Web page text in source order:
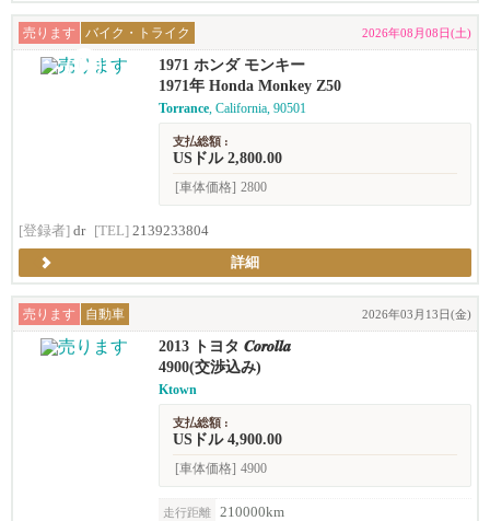
売ります バイク・トライク 2026年08月08日(土)
1971 ホンダ モンキー
1971年 Honda Monkey Z50
Torrance, California, 90501
支払総額 :
USドル 2,800.00
[車体価格] 2800
[登録者] dr [TEL] 2139233804
詳細
売ります 自動車 2026年03月13日(金)
2013 トヨタ 𝑪𝒐𝒓𝒐𝒍𝒍𝒂
4900(交渉込み)
Ktown
支払総額 :
USドル 4,900.00
[車体価格] 4900
走行距離
210000km